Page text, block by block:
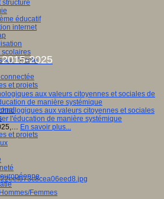
structure
éducatif
internet
scolaires
sur l’Ecole
et projets
et projets
Femmes
2025
aux valeurs citoyennes et sociales de
de manière systémique
En savoir plus...